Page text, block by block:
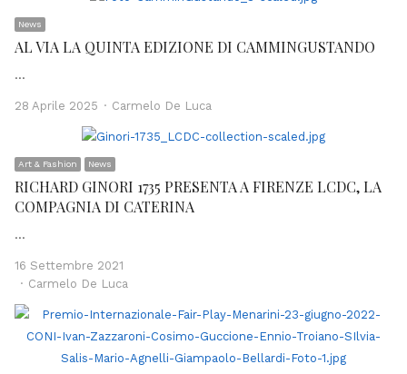
News
AL VIA LA QUINTA EDIZIONE DI CAMMINGUSTANDO
…
28 Aprile 2025 Author
Carmelo De Luca
Art & Fashion News
RICHARD GINORI 1735 PRESENTA A FIRENZE LCDC, LA
COMPAGNIA DI CATERINA
…
16 Settembre 2021
Author
Carmelo De Luca